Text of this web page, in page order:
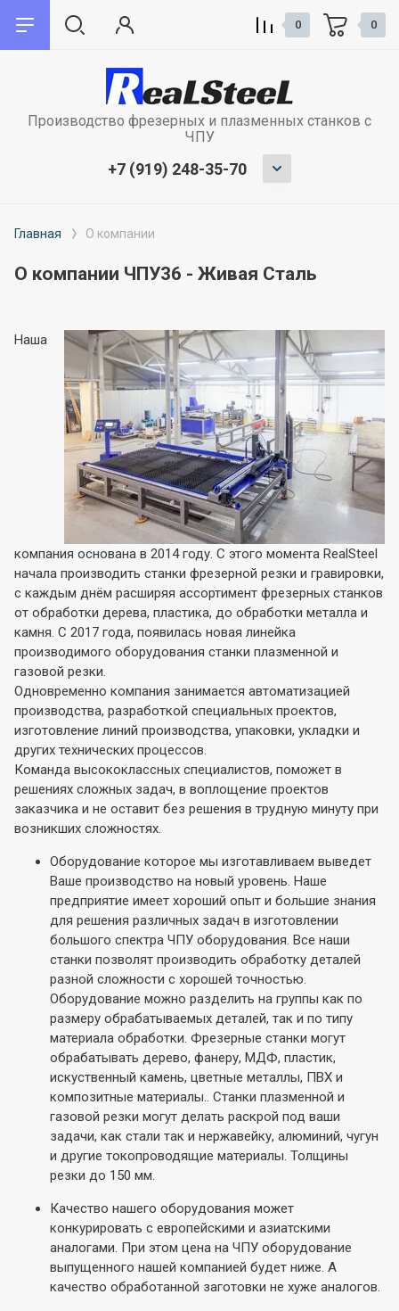
О компании
Плазменная резка металла
Сервис
Запуск и наладка оборудования
Лизинг и кредит
Производство фрезерных и плазменных станков с
ЧПУ
+7 (919) 248-35-70
0 0
Главная О компании
О компании ЧПУ36 - Живая Сталь
Наша
компания основана в 2014 году. С этого момента RealSteel
начала производить станки фрезерной резки и гравировки,
с каждым днём расширяя ассортимент фрезерных станков
от обработки дерева, пластика, до обработки металла и
камня. С 2017 года, появилась новая линейка
производимого оборудования станки плазменной и
газовой резки.
Одновременно компания занимается автоматизацией
производства, разработкой специальных проектов,
изготовление линий производства, упаковки, укладки и
других технических процессов.
Команда высококлассных специалистов, поможет в
решениях сложных задач, в воплощение проектов
заказчика и не оставит без решения в трудную минуту при
возникших сложностях.
Оборудование которое мы изготавливаем выведет
Ваше производство на новый уровень. Наше
предприятие имеет хороший опыт и большие знания
для решения различных задач в изготовлении
большого спектра ЧПУ оборудования. Все наши
станки позволят производить обработку деталей
разной сложности с хорошей точностью.
Оборудование можно разделить на группы как по
размеру обрабатываемых деталей, так и по типу
материала обработки. Фрезерные станки могут
обрабатывать дерево, фанеру, МДФ, пластик,
искуственный камень, цветные металлы, ПВХ и
композитные материалы.. Станки плазменной и
газовой резки могут делать раскрой под ваши
задачи, как стали так и нержавейку, алюминий, чугун
и другие токопроводящие материалы. Толщины
резки до 150 мм.
Качество нашего оборудования может
конкурировать с европейскими и азиатскими
аналогами. При этом цена на ЧПУ оборудование
выпущенного нашей компанией будет ниже. А
качество обработанной заготовки не хуже аналогов.